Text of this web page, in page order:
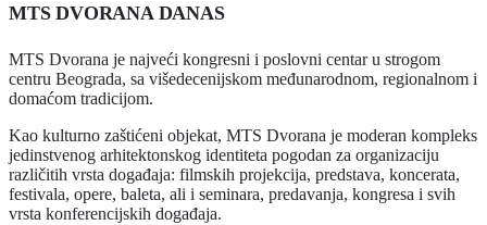
MTS DVORANA DANAS
MTS Dvorana je najveći kongresni i poslovni centar u strogom
centru Beograda, sa višedecenijskom međunarodnom, regionalnom i
domaćom tradicijom.
Kao kulturno zaštićeni objekat, MTS Dvorana je moderan kompleks
jedinstvenog arhitektonskog identiteta pogodan za organizaciju
različitih vrsta događaja: filmskih projekcija, predstava, koncerata,
festivala, opere, baleta, ali i seminara, predavanja, kongresa i svih
vrsta konferencijskih događaja.